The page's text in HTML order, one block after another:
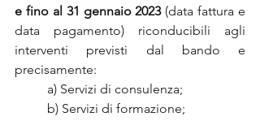
e fino al 31 gennaio 2023 (data fattura e
data pagamento) riconducibili agli
interventi previsti dal bando e
precisamente:
a) Servizi di consulenza;
b) Servizi di formazione;